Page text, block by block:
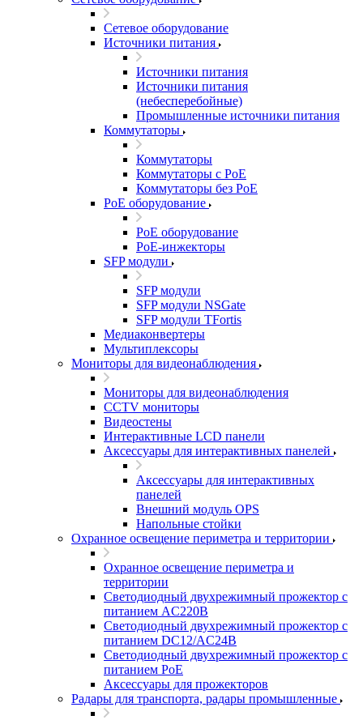
Сетевое оборудование
Источники питания
Источники питания
Источники питания
(небесперебойные)
Промышленные источники питания
Коммутаторы
Коммутаторы
Коммутаторы с PoE
Коммутаторы без PoE
PoE оборудование
PoE оборудование
PoE-инжекторы
SFP модули
SFP модули
SFP модули NSGate
SFP модули TFortis
Медиаконвертеры
Мультиплексоры
Мониторы для видеонаблюдения
Мониторы для видеонаблюдения
CCTV мониторы
Видеостены
Интерактивные LCD панели
Аксессуары для интерактивных панелей
Аксессуары для интерактивных
панелей
Внешний модуль OPS
Напольные стойки
Охранное освещение периметра и территории
Охранное освещение периметра и
территории
Светодиодный двухрежимный прожектор с
питанием AC220В
Светодиодный двухрежимный прожектор с
питанием DC12/AC24В
Светодиодный двухрежимный прожектор с
питанием PoE
Аксессуары для прожекторов
Радары для транспорта, радары промышленные